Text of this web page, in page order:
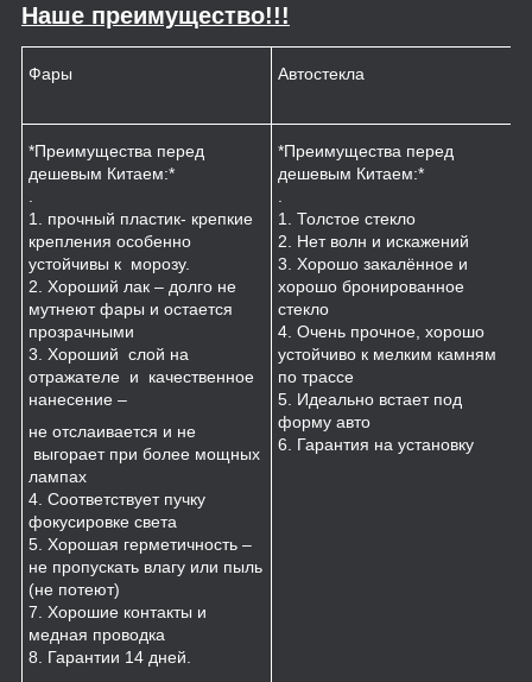
Наше преимущество!!!
Фары Автостекла
*Преимущества перед
дешевым Китаем:*
.
1. прочный пластик- крепкие
крепления особенно
устойчивы к морозу.
2. Хороший лак – долго не
мутнеют фары и остается
прозрачными
3. Хороший слой на
отражателе и качественное
нанесение –
не отслаивается и не
выгорает при более мощных
лампах
4. Соответствует пучку
фокусировке света
5. Хорошая герметичность –
не пропускать влагу или пыль
(не потеют)
7. Хорошие контакты и
медная проводка
8. Гарантии 14 дней.
*Преимущества перед
дешевым Китаем:*
.
1. Толстое стекло
2. Нет волн и искажений
3. Хорошо закалённое и
хорошо бронированное
стекло
4. Очень прочное, хорошо
устойчиво к мелким камням
по трассе
5. Идеально встает под
форму авто
6. Гарантия на установку